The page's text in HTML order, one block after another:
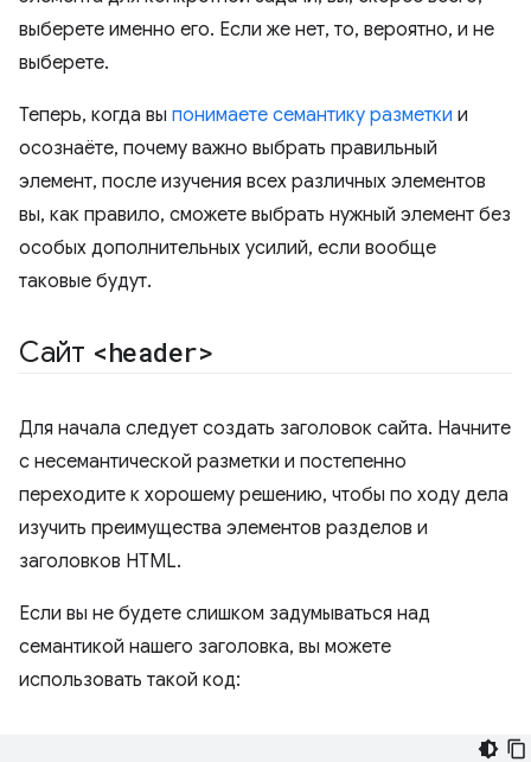
выберете именно его. Если же нет, то, вероятно, и не
выберете.
Теперь, когда вы понимаете семантику разметки и
осознаёте, почему важно выбрать правильный
элемент, после изучения всех различных элементов
вы, как правило, сможете выбрать нужный элемент без
особых дополнительных усилий, если вообще
таковые будут.
Сайт <header>
Для начала следует создать заголовок сайта. Начните
с несемантической разметки и постепенно
переходите к хорошему решению, чтобы по ходу дела
изучить преимущества элементов разделов и
заголовков HTML.
Если вы не будете слишком задумываться над
семантикой нашего заголовка, вы можете
использовать такой код: